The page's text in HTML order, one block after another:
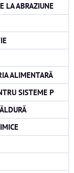
LA ABRAZIUNE
ALIMENTARĂ
SISTEME P